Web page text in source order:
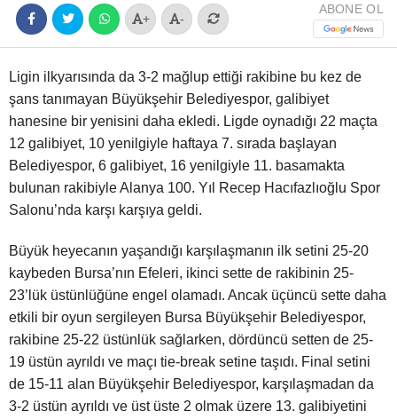
+ -
ABONE OL
Ligin ilkyarısında da 3-2 mağlup ettiği rakibine bu kez de
şans tanımayan Büyükşehir Belediyespor, galibiyet
hanesine bir yenisini daha ekledi. Ligde oynadığı 22 maçta
12 galibiyet, 10 yenilgiyle haftaya 7. sırada başlayan
Belediyespor, 6 galibiyet, 16 yenilgiyle 11. basamakta
bulunan rakibiyle Alanya 100. Yıl Recep Hacıfazlıoğlu Spor
Salonu’nda karşı karşıya geldi.
Büyük heyecanın yaşandığı karşılaşmanın ilk setini 25-20
kaybeden Bursa’nın Efeleri, ikinci sette de rakibinin 25-
23’lük üstünlüğüne engel olamadı. Ancak üçüncü sette daha
etkili bir oyun sergileyen Bursa Büyükşehir Belediyespor,
rakibine 25-22 üstünlük sağlarken, dördüncü setten de 25-
19 üstün ayrıldı ve maçı tie-break setine taşıdı. Final setini
de 15-11 alan Büyükşehir Belediyespor, karşılaşmadan da
3-2 üstün ayrıldı ve üst üste 2 olmak üzere 13. galibiyetini